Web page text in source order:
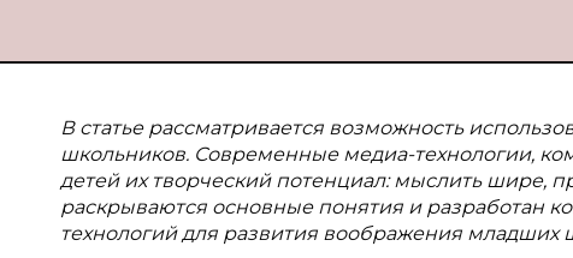
В статье рассматривается возможность
школьников. Современные медиа-технологии,
детей их творческий потенциал: мыслить шире,
раскрываются основные понятия и разработан
технологий для развития воображения младших